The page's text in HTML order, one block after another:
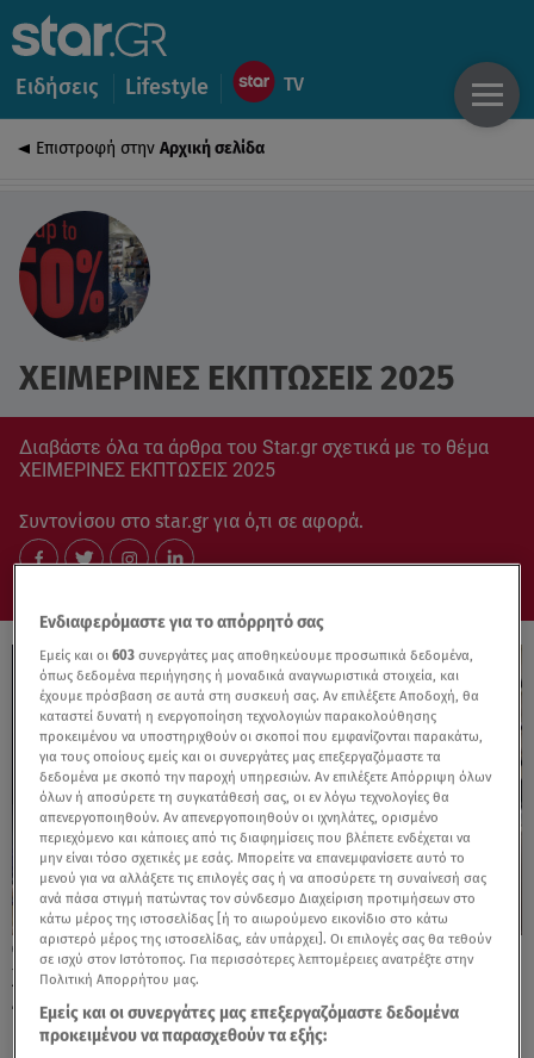
Ειδήσεις Lifestyle
Επιστροφή στην Αρχική σελίδα
ΧΕΙΜΕΡΙΝΕΣ ΕΚΠΤΩΣΕΙΣ 2025
Διαβάστε όλα τα άρθρα του Star.gr σχετικά με το θέμα
ΧΕΙΜΕΡΙΝΕΣ ΕΚΠΤΩΣΕΙΣ 2025
Συντονίσου στο star.gr για ό,τι σε αφορά.
12.01.25, 10:04
Χειμερινές εκπτώσεις: Πρεμιέρα από αύριο
– Ανοιχτά καταστήματα την Κυριακή
Ενδιαφερόμαστε για το απόρρητό σας
Εμείς και οι603 συνεργάτες μας αποθηκεύουμε προσωπικά δεδομένα,
όπως δεδομένα περιήγησης ή μοναδικά αναγνωριστικά στοιχεία, και
έχουμε πρόσβαση σε αυτά στη συσκευή σας. Αν επιλέξετε Αποδοχή, θα
καταστεί δυνατή η ενεργοποίηση τεχνολογιών παρακολούθησης
προκειμένου να υποστηριχθούν οι σκοποί που εμφανίζονται παρακάτω,
για τους οποίους εμείς και οι συνεργάτες μας επεξεργαζόμαστε τα
δεδομένα με σκοπό την παροχή υπηρεσιών. Αν επιλέξετε Απόρριψη όλων
όλων ή αποσύρετε τη συγκατάθεσή σας, οι εν λόγω τεχνολογίες θα
απενεργοποιηθούν. Αν απενεργοποιηθούν οι ιχνηλάτες, ορισμένο
περιεχόμενο και κάποιες από τις διαφημίσεις που βλέπετε ενδέχεται να
μην είναι τόσο σχετικές με εσάς. Μπορείτε να επανεμφανίσετε αυτό το
μενού για να αλλάξετε τις επιλογές σας ή να αποσύρετε τη συναίνεσή σας
ανά πάσα στιγμή πατώντας τον σύνδεσμο Διαχείριση προτιμήσεων στο
κάτω μέρος της ιστοσελίδας [ή το αιωρούμενο εικονίδιο στο κάτω
αριστερό μέρος της ιστοσελίδας, εάν υπάρχει]. Οι επιλογές σας θα τεθούν
σε ισχύ στον Ιστότοπος. Για περισσότερες λεπτομέρειες ανατρέξτε στην
Πολιτική Απορρήτου μας.
Εμείς και οι συνεργάτες μας επεξεργαζόμαστε δεδομένα
προκειμένου να παρασχεθούν τα εξής: